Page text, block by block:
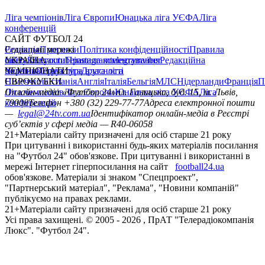
Ліга чемпіонівЛіга ЄвропиЮнацька ліга УЄФАЛіга
конференцій
САЙТ ФУТБОЛ 24
РедакціяПрогнозиПолітика конфіденційностіПравила
сайтуКонтактиПравила коментуванняРедакційна
політикаСтруктура власності
Соціальні мережі
facebookxyoutubeinstagramtelegramviber
УКРАЇНА
УкраїнаПерша лігаДруга ліга
ЧЕМПІОНАТИ
НімеччинаІспаніяАнгліяІталіяБельгіяМЛСНідерландиФранція
ЄВРОКУБКИ
Ліга чемпіонівЛіга ЄвропиЮнацька ліга УЄФАЛіга
конференцій
Онлайн-медіа «Футбол 24»пл. Галицька, буд. 15, м. Львів,
79008Телефон +380 (32) 229-77-77Адреса електронної пошти
— legal@24tv.com.uaІдентифікатор онлайн-медіа в Реєстрі
суб’єктів у сфері медіа — R40-06058
21+Матеріали сайту призначені для осіб старше 21 року
При цитуванні і використанні будь-яких матеріалів посилання
на "Футбол 24" обов'язкове. При цитуванні і використанні в
мережі Інтернет гіперпосилання на сайт
football24.ua
обов'язкове. Матеріали зі знаком "Спецпроект",
"Партнерський матеріал", "Реклама", "Новини компаній"
публікуємо на правах реклами.
21+Матеріали сайту призначені для осіб старше 21 року
Усi права захищенi. © 2005 - 2026 , ПрАТ "Телерадіокомпанія
Люкс". "Футбол 24".